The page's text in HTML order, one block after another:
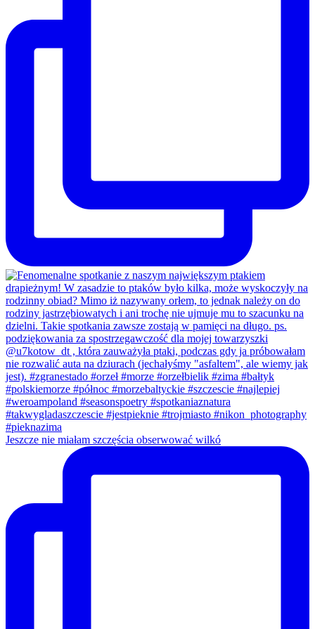
Jeszcze nie miałam szczęścia obserwować wilkó